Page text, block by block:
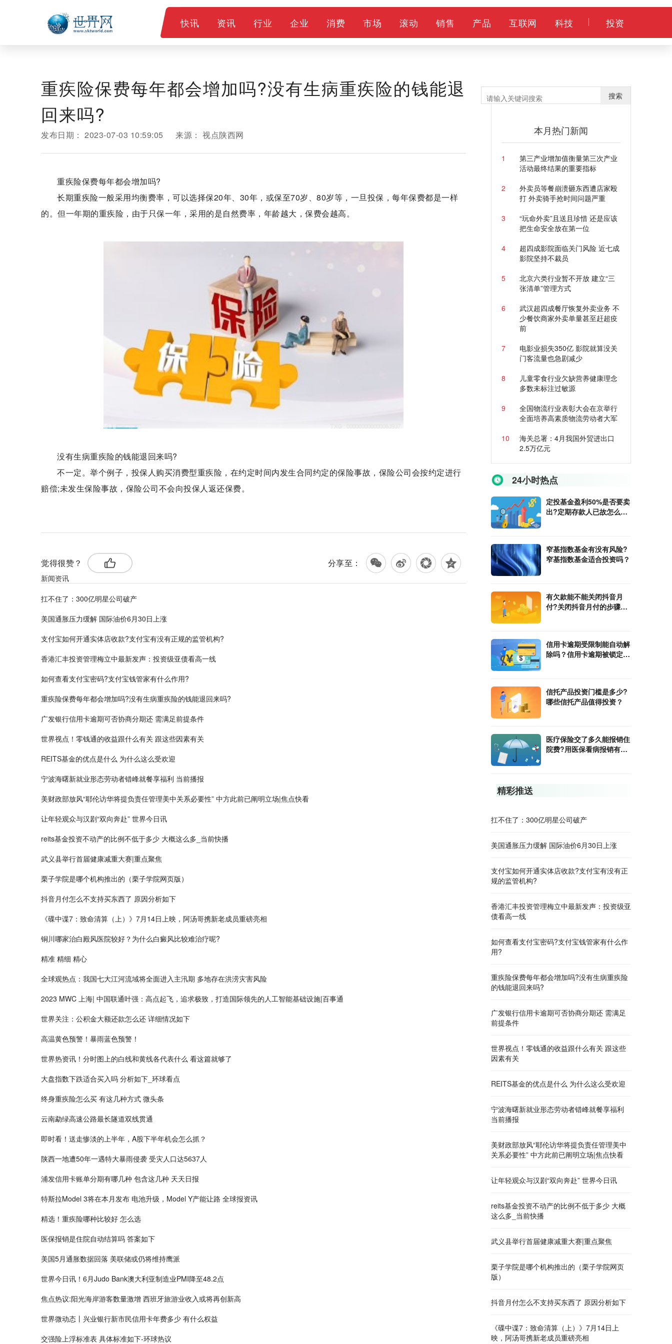
快讯 资讯 行业 企业 消费 市场 滚动 销售 产品 互联网 科技 投资
重疾险保费每年都会增加吗?没有生病重疾险的钱能退
回来吗?
发布日期： 2023-07-03 10:59:05 来源： 视点陕西网
重疾险保费每年都会增加吗?
长期重疾险一般采用均衡费率，可以选择保20年、30年，或保至70岁、80岁等，一旦投保，每年保费都是一样
的。但一年期的重疾险，由于只保一年，采用的是自然费率，年龄越大，保费会越高。
没有生病重疾险的钱能退回来吗?
不一定。举个例子，投保人购买消费型重疾险，在约定时间内发生合同约定的保险事故，保险公司会按约定进行
赔偿;未发生保险事故，保险公司不会向投保人返还保费。
觉得很赞？ 分享至：
新闻资讯
扛不住了：300亿明星公司破产
美国通胀压力缓解 国际油价6月30日上涨
支付宝如何开通实体店收款?支付宝有没有正规的监管机构?
香港汇丰投资管理梅立中最新发声：投资级亚债看高一线
如何查看​支付宝密码?支付宝钱管家有什么作用?
重疾险保费每年都会增加吗?没有生病重疾险的钱能退回来吗?
广发银行信用卡逾期可否协商分期还 需满足前提条件
世界视点！零钱通的收益跟什么有关 跟这些因素有关
REITS基金的优点是什么 为什么这么受欢迎
宁波海曙新就业形态劳动者错峰就餐享福利 当前播报
美财政部放风“耶伦访华将提负责任管理美中关系必要性” 中方此前已阐明立场|焦点快看
让年轻观众与汉剧“双向奔赴” 世界今日讯
reits基金投资不动产的比例不低于多少 大概这么多_当前快播
武义县举行首届健康减重大赛|重点聚焦
栗子学院是哪个机构推出的（栗子学院网页版）
抖音月付怎么不支持买东西了 原因分析如下
《碟中谍7：致命清算（上）》7月14日上映，阿汤哥携新老成员重磅亮相
铜川哪家治白殿风医院较好？为什么白癜风比较难治疗呢?
精准 精细 精心
全球观热点：我国七大江河流域将全面进入主汛期 多地存在洪涝灾害风险
2023 MWC 上海| 中国联通叶强：高点起飞，追求极致，打造国际领先的人工智能基础设施|百事通
世界关注：公积金大额还款怎么还 详细情况如下
高温黄色预警！暴雨蓝色预警！
世界热资讯！分时图上的白线和黄线各代表什么 看这篇就够了
大盘指数下跌适合买入吗 分析如下_环球看点
终身重疾险怎么买 有这几种方式 微头条
云南勐绿高速公路最长隧道双线贯通
即时看！送走惨淡的上半年，A股下半年机会怎么抓？
陕西一地遭50年一遇特大暴雨侵袭 受灾人口达5637人
浦发信用卡账单分期有哪几种 包含这几种 天天日报
特斯拉Model 3将在本月发布 电池升级，Model Y产能让路 全球报资讯
精选！重疾险哪种比较好 怎么选
医保报销是住院自动结算吗 答案如下
美国5月通胀数据回落 美联储或仍将维持鹰派
世界今日讯！6月Judo Bank澳大利亚制造业PMI降至48.2点
焦点热议:阳光海岸游客数量激增 西班牙旅游业收入或将再创新高
世界微动态丨兴业银行新市民信用卡年费多少 有什么权益
交强险上浮标准表 具体标准如下-环球热议
搜索
本月热门新闻
1
第三产业增加值衡量第三次产业
活动最终结果的重要指标
2
外卖员等餐崩溃砸东西遭店家殴
打 外卖骑手抢时间问题严重
3
“玩命外卖”且送且珍惜 还是应该
把生命安全放在第一位
4
超四成影院面临关门风险 近七成
影院坚持不裁员
5
北京六类行业暂不开放 建立“三
张清单”管理方式
6
武汉超四成餐厅恢复外卖业务 不
少餐饮商家外卖单量甚至赶超疫
前
7
电影业损失350亿 影院就算没关
门客流量也急剧减少
8
儿童零食行业欠缺营养健康理念
多数未标注过敏源
9
全国物流行业表彰大会在京举行
全面培养高素质物流劳动者大军
10
海关总署：4月我国外贸进出口
2.5万亿元
24小时热点
定投基金盈利50%是否要卖
出?定期存款人已故怎么取
窄基指数基金有没有风险?
窄基指数基金适合投资吗？
有欠款能不能关闭抖音月
付?关闭抖音月付的步骤是
信用卡逾期受限制能自动解
除吗？信用卡逾期被锁定怎
​信托产品投资门槛是多少?
哪些信托产品值得投资？
医疗保险交了多久能报销住
院费?用医保看病报销有起
精彩推送
扛不住了：300亿明星公司破产
美国通胀压力缓解 国际油价6月30日上涨
支付宝如何开通实体店收款?支付宝有没有正
规的监管机构?
香港汇丰投资管理梅立中最新发声：投资级亚
债看高一线
如何查看​支付宝密码?支付宝钱管家有什么作
用?
重疾险保费每年都会增加吗?没有生病重疾险
的钱能退回来吗?
广发银行信用卡逾期可否协商分期还 需满足
前提条件
世界视点！零钱通的收益跟什么有关 跟这些
因素有关
REITS基金的优点是什么 为什么这么受欢迎
宁波海曙新就业形态劳动者错峰就餐享福利
当前播报
美财政部放风“耶伦访华将提负责任管理美中
关系必要性” 中方此前已阐明立场|焦点快看
让年轻观众与汉剧“双向奔赴” 世界今日讯
reits基金投资不动产的比例不低于多少 大概
这么多_当前快播
武义县举行首届健康减重大赛|重点聚焦
栗子学院是哪个机构推出的（栗子学院网页
版）
抖音月付怎么不支持买东西了 原因分析如下
《碟中谍7：致命清算（上）》7月14日上
映，阿汤哥携新老成员重磅亮相